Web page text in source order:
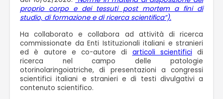
proprio corpo e dei tessuti post mortem a fini di
studio, di formazione e di ricerca scientifica”).
Ha collaborato e collabora ad attività di ricerca
commissionate da Enti Istituzionali italiani e stranieri
ed è autore e co-autore di articoli scientifici di
ricerca nel campo delle patologie
otorinolaringoiatriche, di presentazioni a congressi
scientifici italiani e stranieri e di testi divulgativi a
contenuto scientifico.